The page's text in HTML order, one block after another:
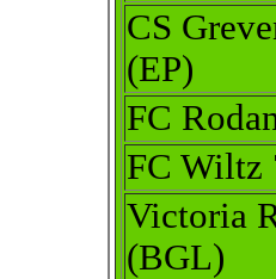
CS
(EP)
FC
FC Wiltz
Victoria
(BGL)